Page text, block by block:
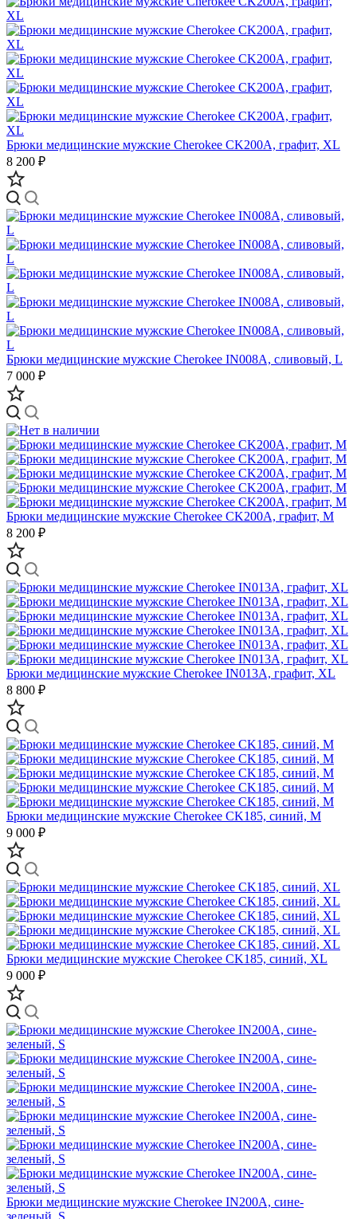
Брюки медицинские мужские Cherokee CK200A, графит, XL
8 200 ₽
Брюки медицинские мужские Cherokee IN008A, сливовый, L
7 000 ₽
Брюки медицинские мужские Cherokee CK200A, графит, M
8 200 ₽
Брюки медицинские мужские Cherokee IN013A, графит, XL
8 800 ₽
Брюки медицинские мужские Cherokee CK185, синий, M
9 000 ₽
Брюки медицинские мужские Cherokee CK185, синий, XL
9 000 ₽
Брюки медицинские мужские Cherokee IN200A, сине-